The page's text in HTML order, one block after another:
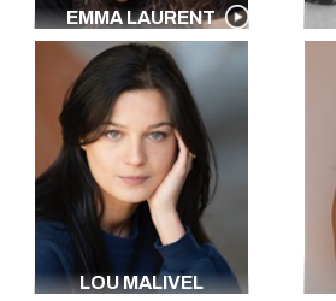
EMMA LAURENT
LOU MALIVEL